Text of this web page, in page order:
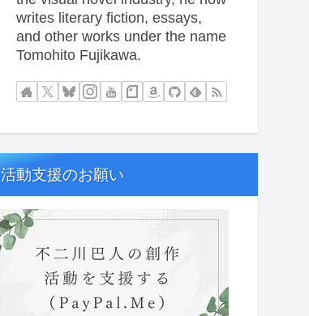
writes literary fiction, essays,
and other works under the name
Tomohito Fujikawa.
活動支援のお願い